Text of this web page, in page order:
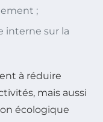
;
interne sur la
à réduire
mais aussi
écologique